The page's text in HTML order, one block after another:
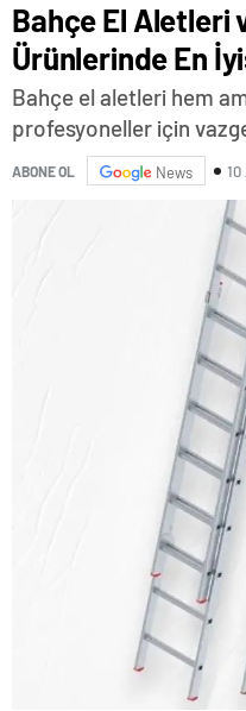
Bahçe El Aletleri
Ürünlerinde En
Bahçe el aletleri hem
profesyoneller için
ABONE OL News 10